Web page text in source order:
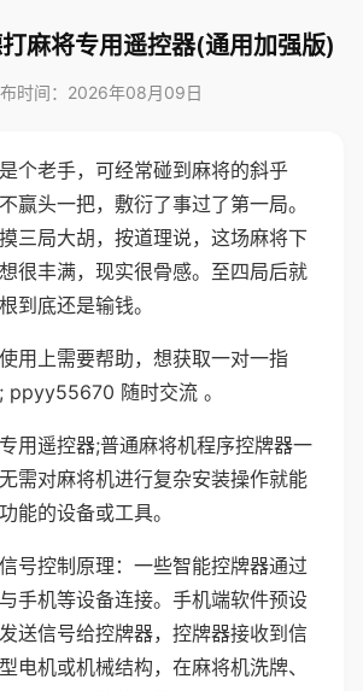
麻将专用遥控器(通用加强版)
时间：2026年08月09日
个老手，可经常碰到麻将的斜乎
赢头一把，敷衍了事过了第一局。
三局大胡，按道理说，这场麻将下
很丰满，现实很骨感。至四局后就
到底还是输钱。
用上需要帮助，想获取一对一指
ppyy55670 随时交流 。
用遥控器;普通麻将机程序控牌器一
需对麻将机进行复杂安装操作就能
能的设备或工具。
号控制原理：一些智能控牌器通过
手机等设备连接。手机端软件预设
送信号给控牌器，控牌器接收到信
电机或机械结构，在麻将机洗牌、